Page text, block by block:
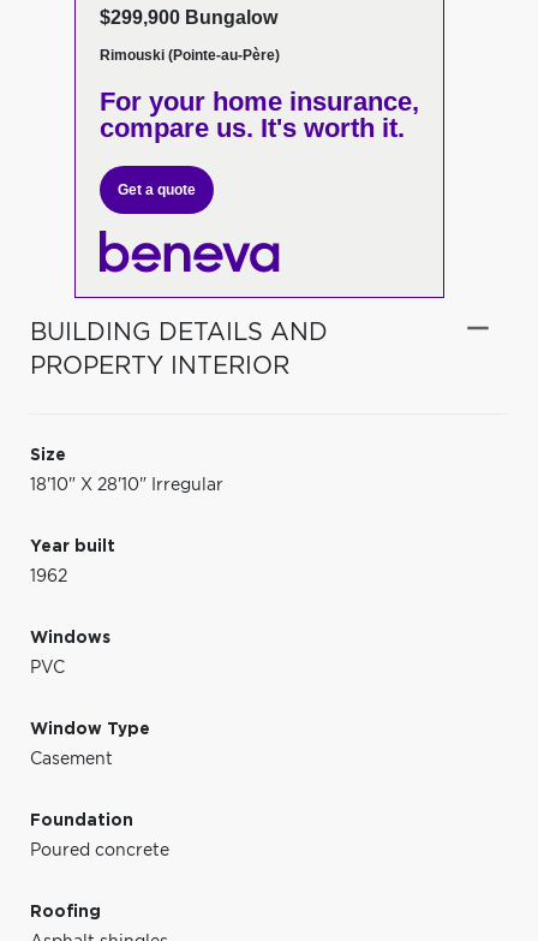
$299,900 Bungalow
Rimouski (Pointe-au-Père)
For your home insurance,
compare us. It's worth it.
Get a quote
BUILDING DETAILS AND
PROPERTY INTERIOR
Size
18'10" X 28'10" Irregular
Year built
1962
Windows
PVC
Window Type
Casement
Foundation
Poured concrete
Roofing